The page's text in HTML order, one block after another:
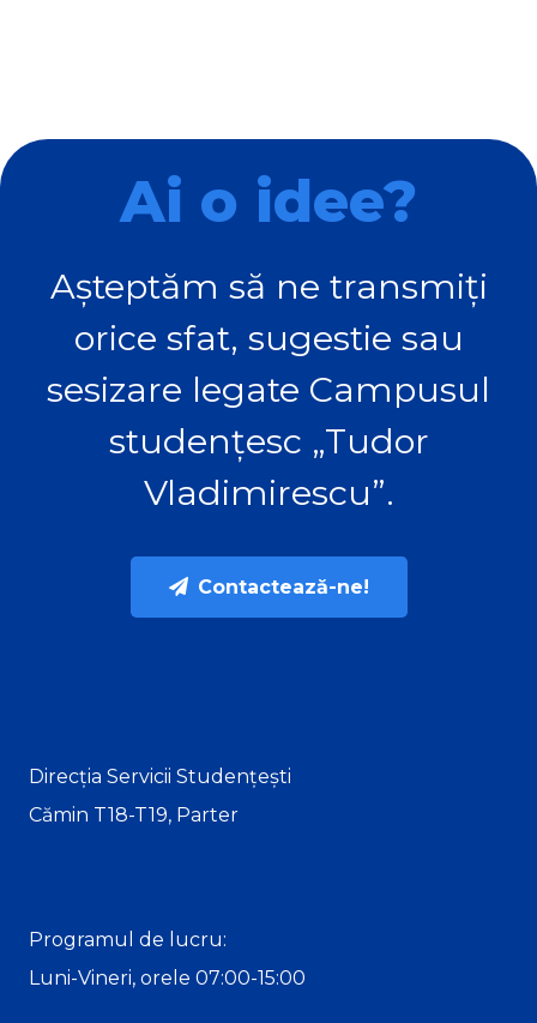
Ai o idee?
Așteptăm să ne transmiți
orice sfat, sugestie sau
sesizare legate Campusul
studențesc „Tudor
Vladimirescu”.
Contactează-ne!
Direcția Servicii Studențești
Cămin T18-T19, Parter
Programul de lucru:
Luni-Vineri, orele 07:00-15:00